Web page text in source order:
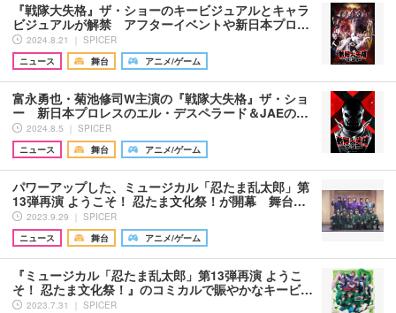
『戦隊大失格』ザ・ショーのキービジュアルとキャラ
ビジュアルが解禁 アフターイベントや新日本プロ…
2024.8.21 ｜ SPICER
ニュース
舞台 アニメ/ゲーム
富永勇也・菊池修司W主演の『戦隊大失格』ザ・ショ
ー 新日本プロレスのエル・デスペラード＆JAEの…
2024.8.5 ｜ SPICER
ニュース
舞台 アニメ/ゲーム
パワーアップした、ミュージカル「忍たま乱太郎」第
13弾再演 ようこそ！ 忍たま文化祭！が開幕 舞台…
2023.9.29 ｜ SPICER
ニュース
舞台 アニメ/ゲーム
『ミュージカル「忍たま乱太郎」第13弾再演 ようこ
そ！ 忍たま文化祭！』のコミカルで賑やかなキービ…
2023.7.31 ｜ SPICER